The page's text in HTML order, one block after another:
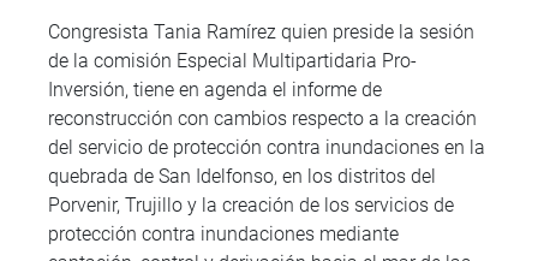
Congresista Tania Ramírez quien preside la sesión
de la comisión Especial Multipartidaria Pro-
Inversión, tiene en agenda el informe de
reconstrucción con cambios respecto a la creación
del servicio de protección contra inundaciones en la
quebrada de San Idelfonso, en los distritos del
Porvenir, Trujillo y la creación de los servicios de
protección contra inundaciones mediante